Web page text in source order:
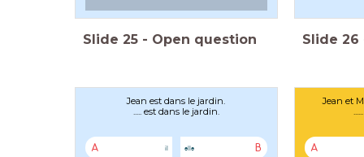
Slide 25 - Open question Slide 26
Jean est dans le jardin.
..... est dans le jardin.
A il B
elle
Jean et
A